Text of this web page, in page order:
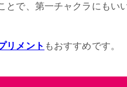
とで、第一チャクラにもい
リメント もおすすめです。